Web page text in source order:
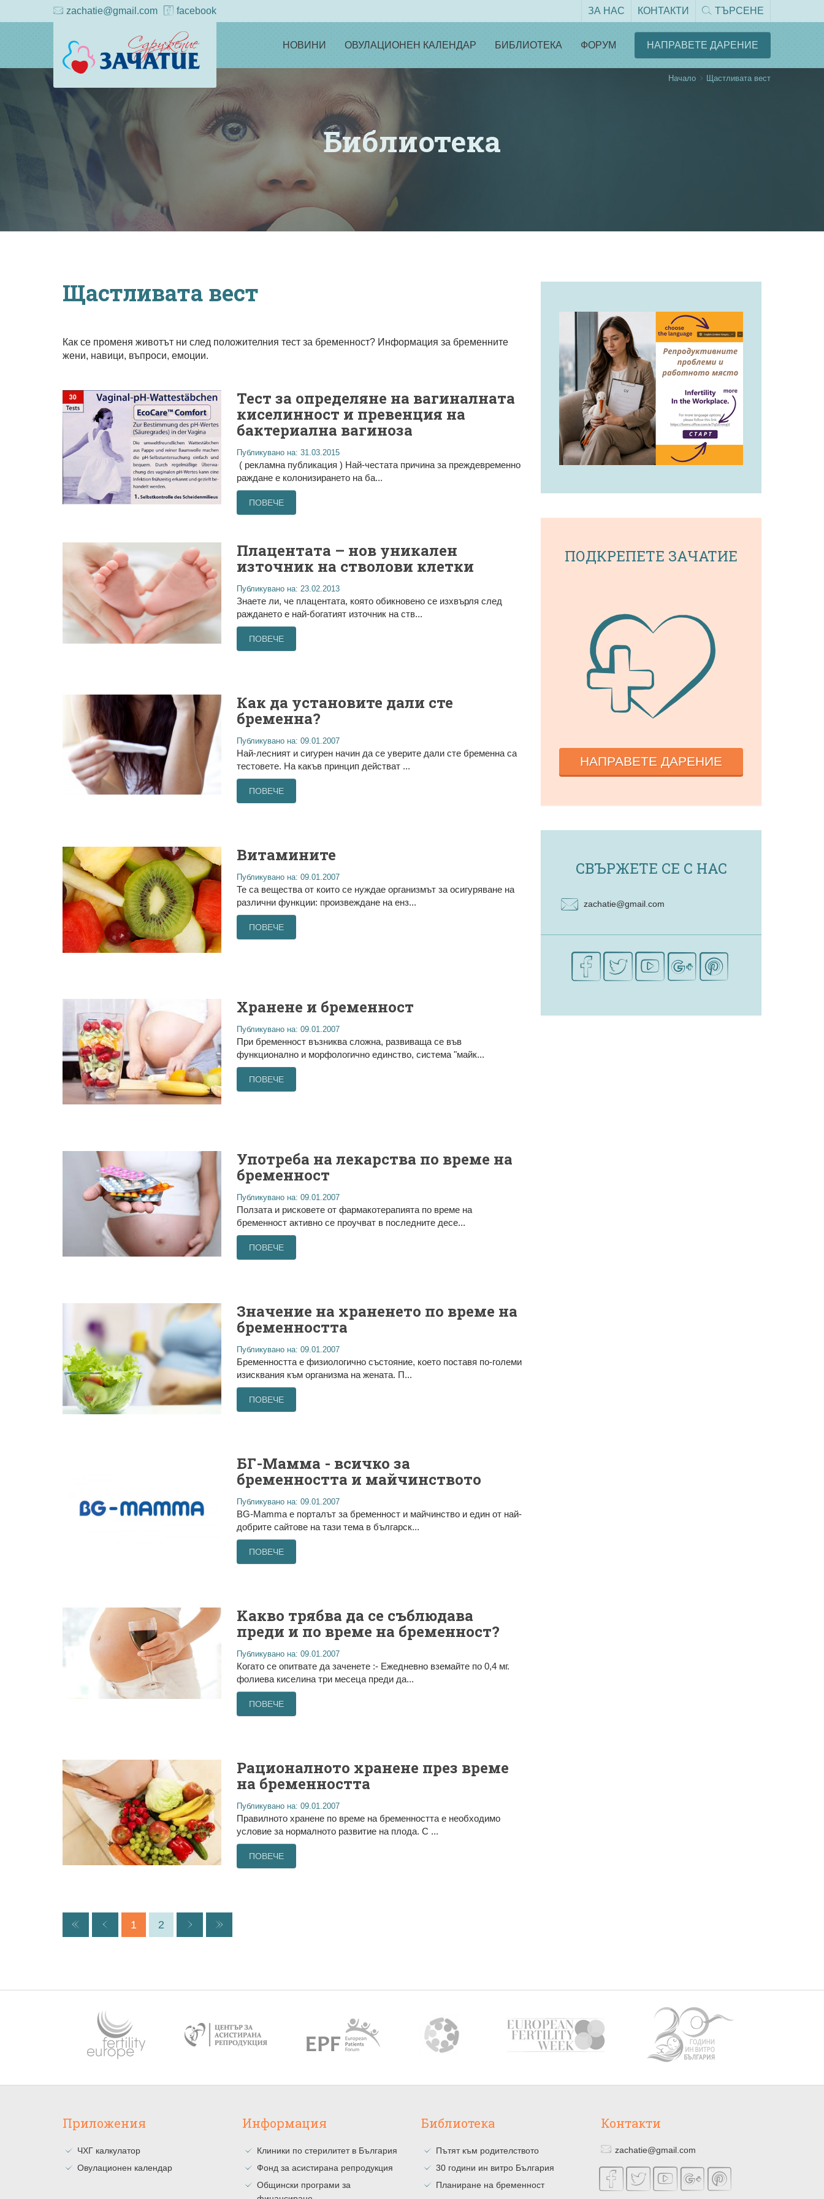
zachatie@gmail.com facebook ЗА НАС КОНТАКТИ ТЪРСЕНЕ
НОВИНИ ОВУЛАЦИОНЕН КАЛЕНДАР БИБЛИОТЕКА ФОРУМ НАПРАВЕТЕ ДАРЕНИЕ
Начало Щастливата вест
Библиотека
Щастливата вест
Как се променя животът ни след положителния тест за бременност? Информация за бременните
жени, навици, въпроси, емоции.
Тест за определяне на вагиналната
киселинност и превенция на
бактериална вагиноза
Публикувано на: 31.03.2015
( рекламна публикация ) Най-честата причина за преждевременно
раждане е колонизирането на ба...
ПОВЕЧЕ
Плацентата – нов уникален
източник на стволови клетки
Публикувано на: 23.02.2013
Знаете ли, че плацентата, която обикновено се изхвърля след
раждането е най-богатият източник на ств...
ПОВЕЧЕ
Как да установите дали сте
бременна?
Публикувано на: 09.01.2007
Най-лесният и сигурен начин да се уверите дали сте бременна са
тестовете. На какъв принцип действат ...
ПОВЕЧЕ
Витамините
Публикувано на: 09.01.2007
Те са вещества от които се нуждае организмът за осигуряване на
различни функции: произвеждане на енз...
ПОВЕЧЕ
Хранене и бременност
Публикувано на: 09.01.2007
При бременност възниква сложна, развиваща се във
функционално и морфологично единство, система "майк...
ПОВЕЧЕ
Употреба на лекарства по време на
бременност
Публикувано на: 09.01.2007
Ползата и рисковете от фармакотерапията по време на
бременност активно се проучват в последните десе...
ПОВЕЧЕ
Значение на храненето по време на
бременността
Публикувано на: 09.01.2007
Бременността е физиологично състояние, което поставя по-големи
изисквания към организма на жената. П...
ПОВЕЧЕ
БГ-Мамма - всичко за
бременността и майчинството
Публикувано на: 09.01.2007
BG-Mamma е порталът за бременност и майчинство и един от най-
добрите сайтове на тази тема в българск...
ПОВЕЧЕ
Kакво трябва да се съблюдава
преди и по време на бременност?
Публикувано на: 09.01.2007
Когато се опитвате да заченете :- Ежедневно вземайте по 0,4 мг.
фолиева киселина три месеца преди да...
ПОВЕЧЕ
Рационалното хранене през време
на бременността
Публикувано на: 09.01.2007
Правилното хранене по време на бременността е необходимо
условие за нормалното развитие на плода. С ...
ПОВЕЧЕ
1 2
ПОДКРЕПЕТЕ ЗАЧАТИЕ
НАПРАВЕТЕ ДАРЕНИЕ
СВЪРЖЕТЕ СЕ С НАС
zachatie@gmail.com
Приложения
ЧХГ калкулатор
Овулационен календар
Информация
Клиники по стерилитет в България
Фонд за асистирана репродукция
Общински програми за
Библиотека
Пътят към родителството
30 години ин витро България
Планиране на бременност
Контакти
zachatie@gmail.com